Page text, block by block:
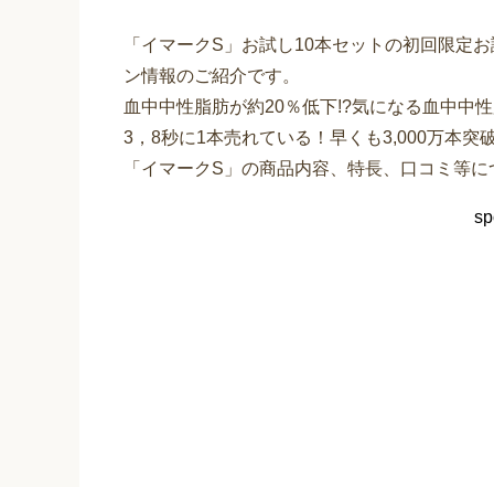
「イマークS」お試し10本セットの初回限定
ン情報のご紹介です。
血中中性脂肪が約20％低下!?気になる血中中
3，8秒に1本売れている！早くも3,000万本突
「イマークS」の商品内容、特長、口コミ等